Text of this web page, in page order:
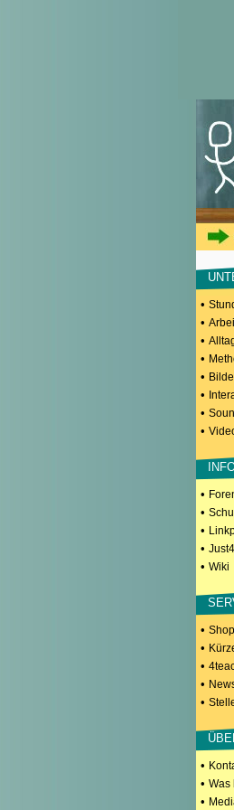
•
•
•
•
•
•
•
•
•
•
•
•
• Wiki
•
•
•
•
•
•
• Was
•